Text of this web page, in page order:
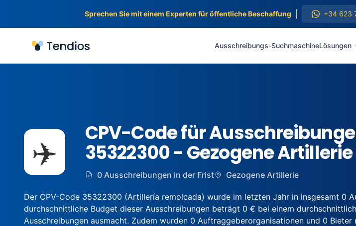
Sprechen Sie mit einem Experten für öffentliche Beschaffung +34 623
Tendios Ausschreibungs-SuchmaschineLösungen
✈️
CPV-Code für
35322300 - Gezogene Artillerie
0 Ausschreibungen in der Frist Gezogene Artillerie
Der CPV-Code 35322300 (Artillería remolcada) wurde im letzten Jahr in insgesamt 0
durchschnittliche Budget dieser Ausschreibungen beträgt 0 € bei einem
Ausschreibungen ausmacht. Zudem wurden 0 Auftraggeberorganisationen und 0